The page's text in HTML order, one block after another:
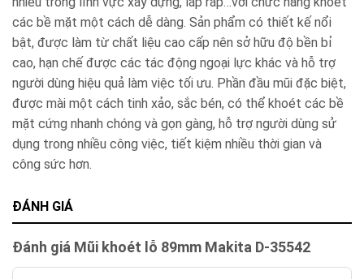
các bề mặt một cách dễ dàng. Sản phẩm có thiết kế nổi
bật, được làm từ chất liệu cao cấp nên sở hữu độ bền bỉ
cao, hạn chế được các tác động ngoại lực khác và hỗ trợ
người dùng hiệu quả làm việc tối ưu. Phần đầu mũi đặc biệt,
được mài một cách tinh xảo, sắc bén, có thể khoét các bề
mặt cứng nhanh chóng và gọn gàng, hỗ trợ người dùng sử
dụng trong nhiều công việc, tiết kiệm nhiều thời gian và
công sức hơn.
ĐÁNH GIÁ
Đánh giá Mũi khoét lỗ 89mm Makita D-35542